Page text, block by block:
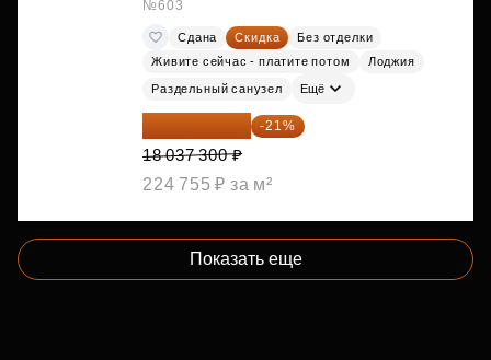
№603
Сдана Скидка
Без отделки
Живите сейчас - платите потом
Лоджия
Раздельный санузел Ещё
14 249 467 ₽ -21%
18 037 300 ₽
224 755 ₽ за м²
Показать еще